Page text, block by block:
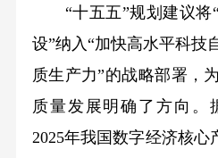
“十五五”规划建议将“
设”纳入“加快高水平科技
质生产力”的战略部署，
质量发展明确了方向。
2025年我国数字经济核心